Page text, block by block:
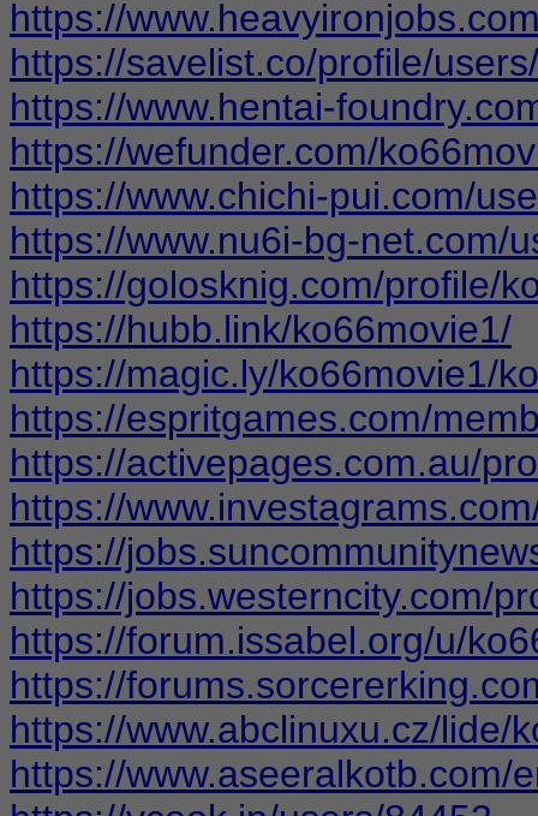
https://
https://savelist.co/profile/
https://www.hentai-
https://wefunder.com/
https://www.chichi-pui.com/
https://www.nu6i-bg-net.com/
https://golosknig.com/profile/
https://hubb.link/ko66movie1/
https://magic.ly/ko66movie1/
https://espritgames.com/
https://activepages.com.au/
https://
https://
https://jobs.westerncity.com/
https://forum.issabel.org/u/
https://
https://www.abclinuxu.cz/lide/
https://www.aseeralkotb.com/